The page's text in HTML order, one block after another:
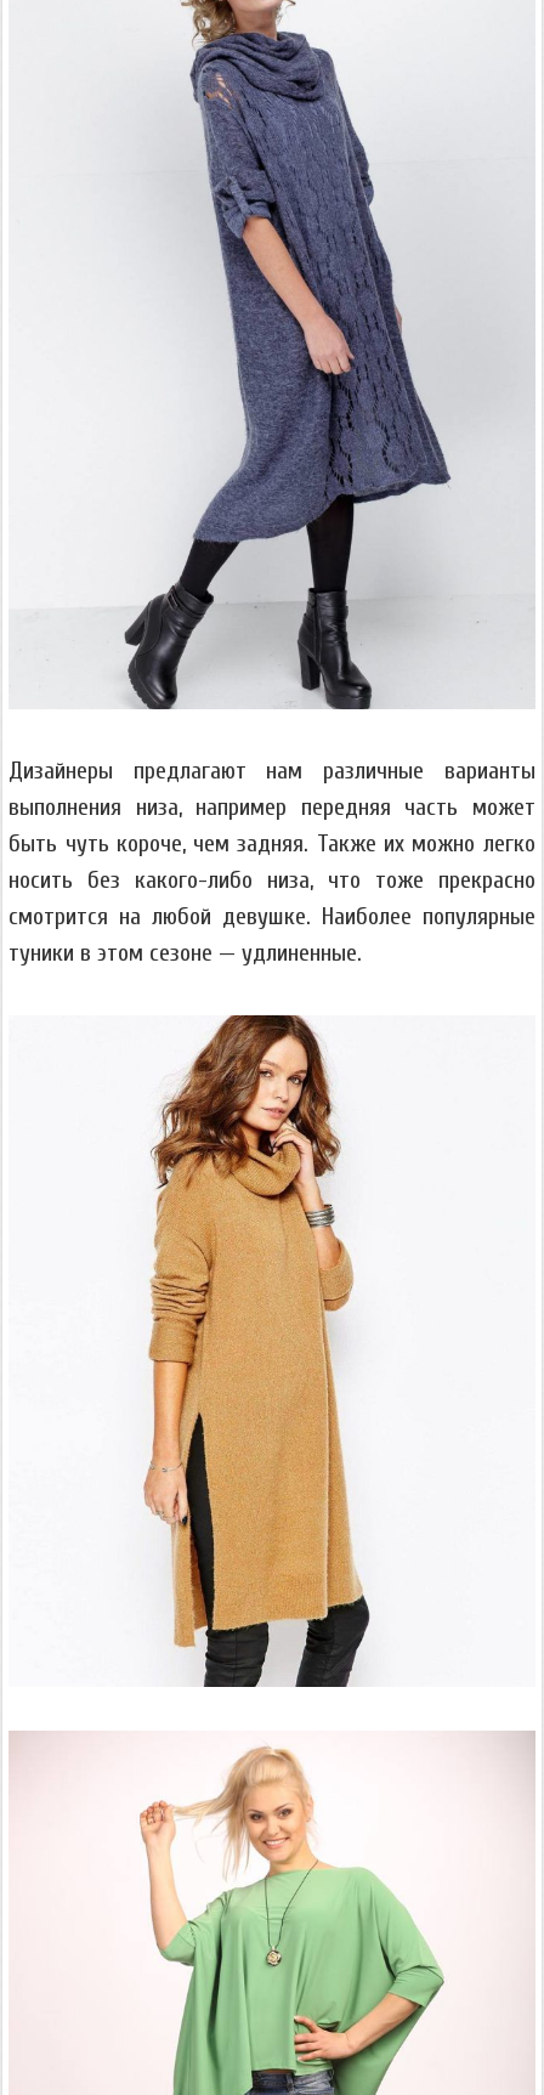
Дизайнеры предлагают нам различные варианты
выполнения низа, например передняя часть может
быть чуть короче, чем задняя. Также их можно легко
носить без какого-либо низа, что тоже прекрасно
смотрится на любой девушке. Наиболее популярные
туники в этом сезоне — удлиненные.